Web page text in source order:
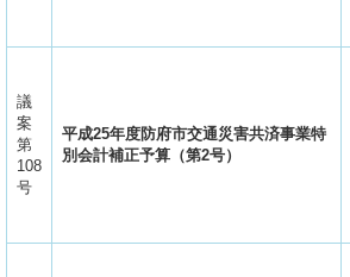
議
案
第
108
号
平成25年度防府市交通災害共済事業特
別会計補正予算（第2号）